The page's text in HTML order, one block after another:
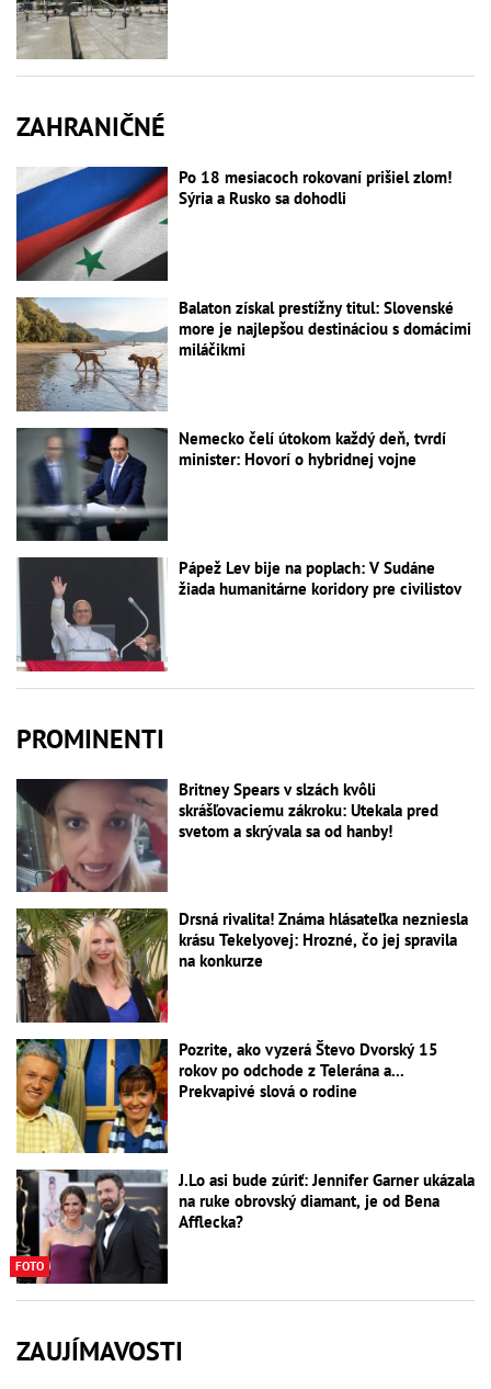
ZAHRANIČNÉ
Po 18 mesiacoch rokovaní prišiel zlom!
Sýria a Rusko sa dohodli
Balaton získal prestížny titul: Slovenské
more je najlepšou destináciou s domácimi
miláčikmi
Nemecko čelí útokom každý deň, tvrdí
minister: Hovorí o hybridnej vojne
Pápež Lev bije na poplach: V Sudáne
žiada humanitárne koridory pre civilistov
PROMINENTI
Britney Spears v slzách kvôli
skrášľovaciemu zákroku: Utekala pred
svetom a skrývala sa od hanby!
Drsná rivalita! Známa hlásateľka nezniesla
krásu Tekelyovej: Hrozné, čo jej spravila
na konkurze
Pozrite, ako vyzerá Števo Dvorský 15
rokov po odchode z Telerána a...
Prekvapivé slová o rodine
FOTO
J.Lo asi bude zúriť: Jennifer Garner ukázala
na ruke obrovský diamant, je od Bena
Afflecka?
ZAUJÍMAVOSTI